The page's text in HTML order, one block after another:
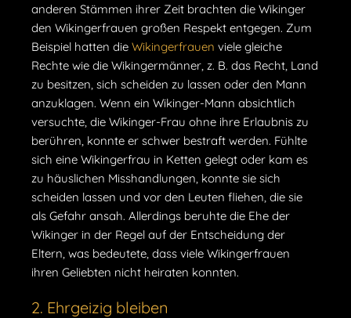
anderen Stämmen ihrer Zeit brachten die Wikinger
den Wikingerfrauen großen Respekt entgegen. Zum
Beispiel hatten die Wikingerfrauen viele gleiche
Rechte wie die Wikingermänner, z. B. das Recht, Land
zu besitzen, sich scheiden zu lassen oder den Mann
anzuklagen. Wenn ein Wikinger-Mann absichtlich
versuchte, die Wikinger-Frau ohne ihre Erlaubnis zu
berühren, konnte er schwer bestraft werden. Fühlte
sich eine Wikingerfrau in Ketten gelegt oder kam es
zu häuslichen Misshandlungen, konnte sie sich
scheiden lassen und vor den Leuten fliehen, die sie
als Gefahr ansah. Allerdings beruhte die Ehe der
Wikinger in der Regel auf der Entscheidung der
Eltern, was bedeutete, dass viele Wikingerfrauen
ihren Geliebten nicht heiraten konnten.
2. Ehrgeizig bleiben